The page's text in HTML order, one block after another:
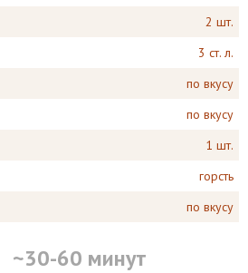
2 шт.
3 ст. л.
по вкусу
по вкусу
1 шт.
горсть
по вкусу
~30-60 минут